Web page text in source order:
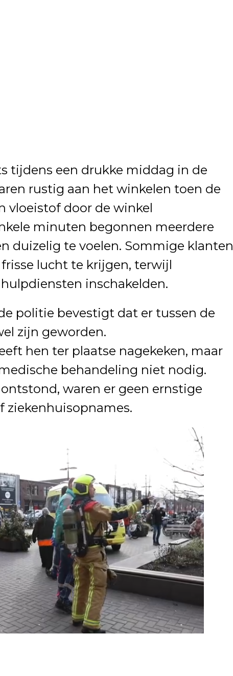
tijdens een drukke middag in de
rustig aan het winkelen toen de
vloeistof door de winkel
minuten begonnen meerdere
duizelig te voelen. Sommige klanten
lucht te krijgen, terwijl
inschakelden.
politie bevestigt dat er tussen de
zijn geworden.
hen ter plaatse nagekeken, maar
behandeling niet nodig.
waren er geen ernstige
ziekenhuisopnames.